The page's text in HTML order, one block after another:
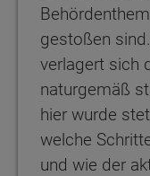
gestoßen
verlagert sich
naturgemäß
hier wurde
welche
und wie der